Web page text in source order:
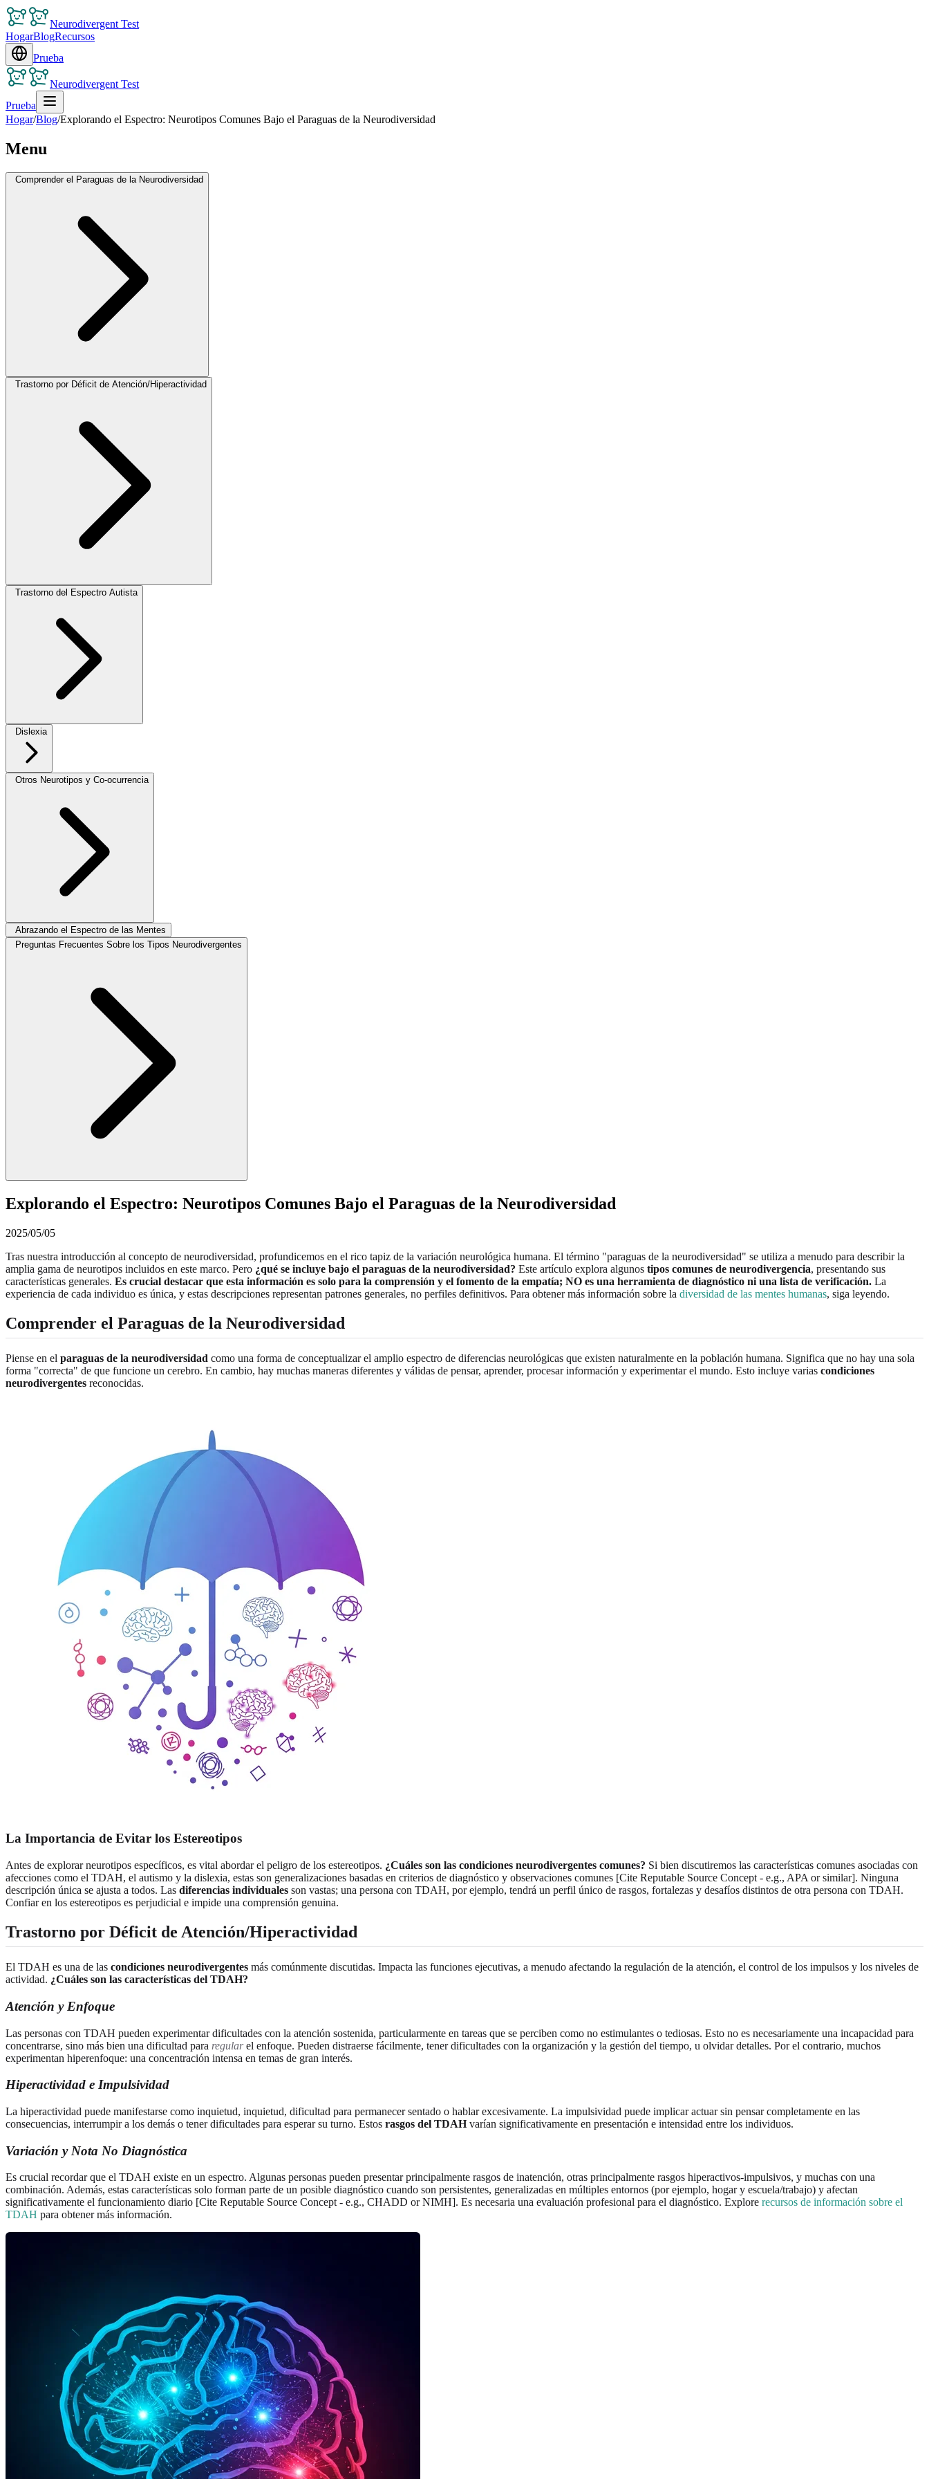
Neurodivergent Test
HogarBlogRecursos
Prueba
Neurodivergent Test
Prueba
Hogar/Blog/Explorando el Espectro: Neurotipos Comunes Bajo el Paraguas de la Neurodiversidad
Menu
Comprender el Paraguas de la Neurodiversidad
Trastorno por Déficit de Atención/Hiperactividad
Trastorno del Espectro Autista
Dislexia
Otros Neurotipos y Co-ocurrencia
Abrazando el Espectro de las Mentes
Preguntas Frecuentes Sobre los Tipos Neurodivergentes
Explorando el Espectro: Neurotipos Comunes Bajo el Paraguas de la Neurodiversidad
2025/05/05
Tras nuestra introducción al concepto de neurodiversidad, profundicemos en el rico tapiz de la variación neurológica humana. El término "paraguas de la neurodiversidad" se utiliza a menudo para describir la
amplia gama de neurotipos incluidos en este marco. Pero ¿qué se incluye bajo el paraguas de la neurodiversidad? Este artículo explora algunos tipos comunes de neurodivergencia, presentando sus
características generales. Es crucial destacar que esta información es solo para la comprensión y el fomento de la empatía; NO es una herramienta de diagnóstico ni una lista de verificación. La
experiencia de cada individuo es única, y estas descripciones representan patrones generales, no perfiles definitivos. Para obtener más información sobre la diversidad de las mentes humanas, siga leyendo.
Comprender el Paraguas de la Neurodiversidad
Piense en el paraguas de la neurodiversidad como una forma de conceptualizar el amplio espectro de diferencias neurológicas que existen naturalmente en la población humana. Significa que no hay una sola
forma "correcta" de que funcione un cerebro. En cambio, hay muchas maneras diferentes y válidas de pensar, aprender, procesar información y experimentar el mundo. Esto incluye varias condiciones
neurodivergentes reconocidas.
La Importancia de Evitar los Estereotipos
Antes de explorar neurotipos específicos, es vital abordar el peligro de los estereotipos. ¿Cuáles son las condiciones neurodivergentes comunes? Si bien discutiremos las características comunes asociadas con
afecciones como el TDAH, el autismo y la dislexia, estas son generalizaciones basadas en criterios de diagnóstico y observaciones comunes [Cite Reputable Source Concept - e.g., APA or similar]. Ninguna
descripción única se ajusta a todos. Las diferencias individuales son vastas; una persona con TDAH, por ejemplo, tendrá un perfil único de rasgos, fortalezas y desafíos distintos de otra persona con TDAH.
Confiar en los estereotipos es perjudicial e impide una comprensión genuina.
Trastorno por Déficit de Atención/Hiperactividad
El TDAH es una de las condiciones neurodivergentes más comúnmente discutidas. Impacta las funciones ejecutivas, a menudo afectando la regulación de la atención, el control de los impulsos y los niveles de
actividad. ¿Cuáles son las características del TDAH?
Atención y Enfoque
Las personas con TDAH pueden experimentar dificultades con la atención sostenida, particularmente en tareas que se perciben como no estimulantes o tediosas. Esto no es necesariamente una incapacidad para
concentrarse, sino más bien una dificultad para regularel enfoque. Pueden distraerse fácilmente, tener dificultades con la organización y la gestión del tiempo, u olvidar detalles. Por el contrario, muchos
experimentan hiperenfoque: una concentración intensa en temas de gran interés.
Hiperactividad e Impulsividad
La hiperactividad puede manifestarse como inquietud, inquietud, dificultad para permanecer sentado o hablar excesivamente. La impulsividad puede implicar actuar sin pensar completamente en las
consecuencias, interrumpir a los demás o tener dificultades para esperar su turno. Estos rasgos del TDAHvarían significativamente en presentación e intensidad entre los individuos.
Variación y Nota No Diagnóstica
Es crucial recordar que el TDAH existe en un espectro. Algunas personas pueden presentar principalmente rasgos de inatención, otras principalmente rasgos hiperactivos-impulsivos, y muchas con una
combinación. Además, estas características solo forman parte de un posible diagnóstico cuando son persistentes, generalizadas en múltiples entornos (por ejemplo, hogar y escuela/trabajo) y afectan
significativamente el funcionamiento diario [Cite Reputable Source Concept - e.g., CHADD or NIMH]. Es necesaria una evaluación profesional para el diagnóstico. Explore recursos de información sobre el
TDAH para obtener más información.